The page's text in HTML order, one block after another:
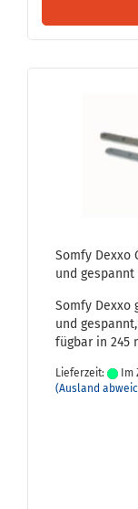
Somfy Dexxo
und ge­spannt
Somfy Dexxo
und
füg­bar in 245
Lieferzeit:
Im
(Ausland